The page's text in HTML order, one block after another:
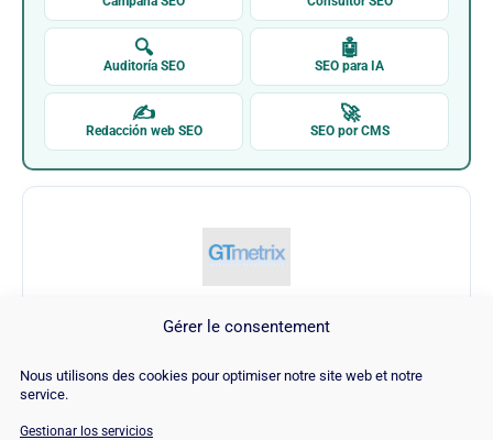
Gérer le consentement
Nous utilisons des cookies pour optimiser notre site web et notre
service.
Gestionar los servicios
🔍
Auditoría SEO
🤖
SEO para IA
✍
Redacción web SEO
🚀
SEO por CMS